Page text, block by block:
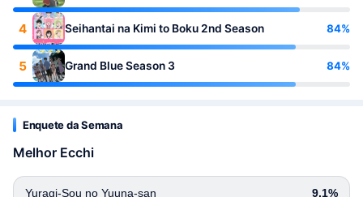
4 Seihantai na Kimi to Boku 2nd Season 84%
5 Grand Blue Season 3 84%
Enquete da Semana
Melhor Ecchi
Yuragi-Sou no Yuuna-san 9.1%